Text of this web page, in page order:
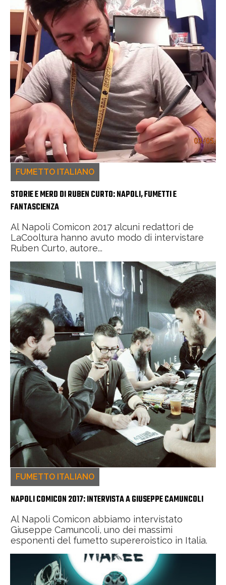
FUMETTO ITALIANO
STORIE E MERD DI RUBEN CURTO: NAPOLI, FUMETTI E
FANTASCIENZA
Al Napoli Comicon 2017 alcuni redattori de
LaCooltura hanno avuto modo di intervistare
Ruben Curto, autore...
FUMETTO ITALIANO
NAPOLI COMICON 2017: INTERVISTA A GIUSEPPE CAMUNCOLI
Al Napoli Comicon abbiamo intervistato
Giuseppe Camuncoli, uno dei massimi
esponenti del fumetto supereroistico in Italia.